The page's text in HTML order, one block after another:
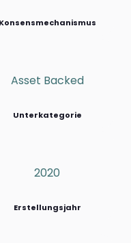
Konsensmechanismus
Asset Backed
Unterkategorie
2020
Erstellungsjahr